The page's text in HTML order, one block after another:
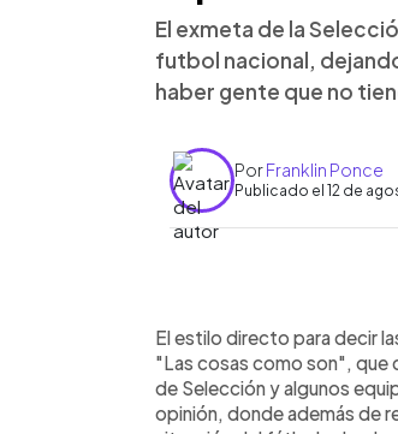
El exmeta de la
futbol nacional,
haber gente que no
PorFranklin Ponce
Publicado el 12 de
► Escuchar
El estilo directo para decir
"Las cosas como son", que
de Selección y algunos
opinión, donde además de